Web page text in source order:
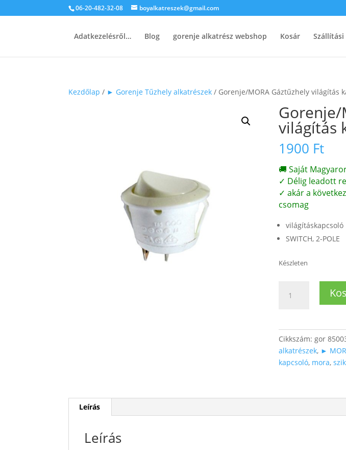
06-20-482-32-08 boyalkatreszek@gmail.com
Adatkezelésről… Blog gorenje alkatrész webshop Kosár
Kezdőlap / ► Gorenje Tűzhely alkatrészek / Gorenje/MORA Gáztűzhely világítás
Gorenje/
világítás
1900 Ft
🚚 Saját
✓ Délig leadott
✓ akár a
csomag
világításkapcsoló
SWITCH, 2-POLE
Készleten
Gáztűzhely
mennyiség
Cikkszám:gor
alkatrészek, ►
kapcsoló, mora,
Leírás
Leírás